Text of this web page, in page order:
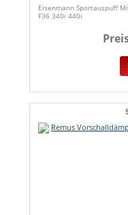
Eisenmann Sportauspuff
F36 340i 440i